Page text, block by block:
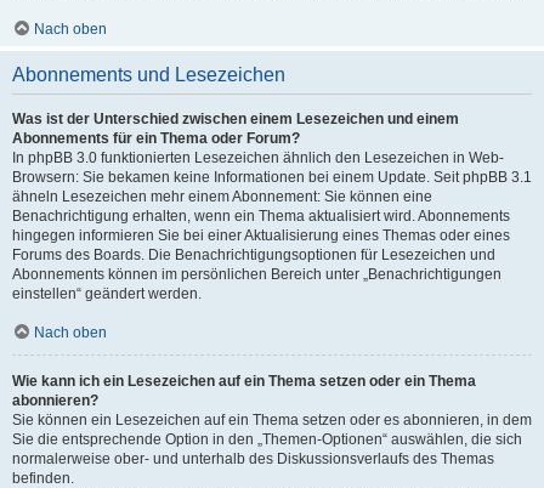
Nach oben
Abonnements und Lesezeichen
Was ist der Unterschied zwischen einem Lesezeichen und einem
Abonnements für ein Thema oder Forum?
In phpBB 3.0 funktionierten Lesezeichen ähnlich den Lesezeichen in Web-
Browsern: Sie bekamen keine Informationen bei einem Update. Seit phpBB 3.1
ähneln Lesezeichen mehr einem Abonnement: Sie können eine
Benachrichtigung erhalten, wenn ein Thema aktualisiert wird. Abonnements
hingegen informieren Sie bei einer Aktualisierung eines Themas oder eines
Forums des Boards. Die Benachrichtigungsoptionen für Lesezeichen und
Abonnements können im persönlichen Bereich unter „Benachrichtigungen
einstellen“ geändert werden.
Nach oben
Wie kann ich ein Lesezeichen auf ein Thema setzen oder ein Thema
abonnieren?
Sie können ein Lesezeichen auf ein Thema setzen oder es abonnieren, in dem
Sie die entsprechende Option in den „Themen-Optionen“ auswählen, die sich
normalerweise ober- und unterhalb des Diskussionsverlaufs des Themas
befinden.